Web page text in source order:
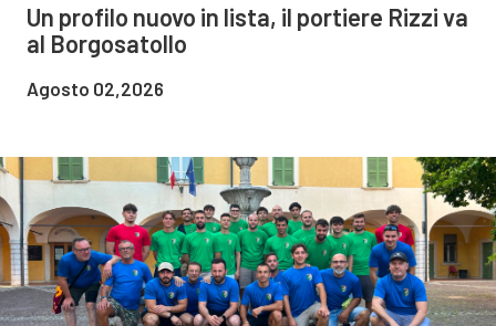
Un profilo nuovo in lista, il portiere Rizzi va
al Borgosatollo
Agosto 02,2026